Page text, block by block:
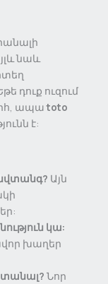
նաև
դուք ուզում
ապաtoto
է:
Այն
կա:
խաղեր
Նոր